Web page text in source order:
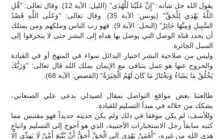
يقول الله جل شأنه: "إِنَّ عَلَيْنَا لَلْهُدَى" (الليل: الآية 12). وقال تعالى: "قُلِ
اللَّهُ يَهْدِي لِلْحَقِّ" (يونس: الآية 35). وقال تعالى: "وَعَلَى اللَّهِ قَصْدُ
السَّبِيلِ وَمِنْهَا جَائِرٌ" (النحل: الآية 9). فهو رب الناس وملكهم ومن يمتلك
أن يحدد قناة الوصل التي يوصل بها هداه إلى البشر حتى لا ينحرفوا إلى
السبل الجائرة.
وليس من صلاحية البشر اختيار البدائل سواء في المنهج أو في القيادة
والخروج عنها هو عمل يتنافى مع الإيمان بملك الله قال تعالى: "وَرَبُّكَ
يَخْلُقُ مَا يَشَاءُ وَيَخْتَارُ مَا كَانَ لَهُمُ الْخِيَرَةُ" (القصص: الآية 68).
طالعتنا بعض مواقع التواصل بمقال لصيدلي يدعى علي الصنعاني،
يشكك من خلاله في مبدأ التسليم للقيادة.
وللأسف، لم يكن موفقا في ذلك ولم يكن حديثه جديداً فهو مقتبس مما
كتبه سابقاً رجل الاستخبارات الأجنبية، الذي هو أحوج إلى التسليم واتباع
هدى الله من غيره، "أَفَمَنْ يَهْدِي إِلَى الْحَقِّ أَحَقُّ أَنْ يُتَّبَعَ أَمَّنْ لَا يَهِدِّي إِلَّا